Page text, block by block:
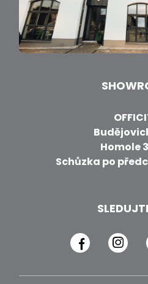
Homole
Schůzka po